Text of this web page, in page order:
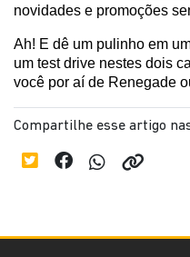
novidades e promoções
Ah! E dê um pulinho em
um test drive nestes dois
você por aí de Renegade
Compartilhe esse artigo